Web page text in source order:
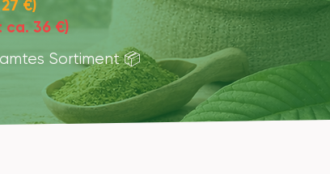
€)
ca. 36 €)
Sortiment 📦